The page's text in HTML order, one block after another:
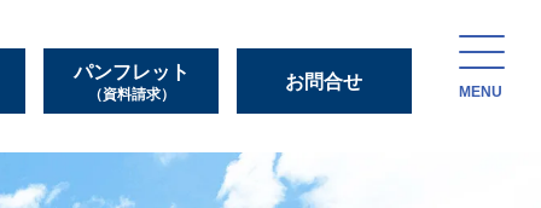
パンフレット
（資料請求）
お問合せ
MENU